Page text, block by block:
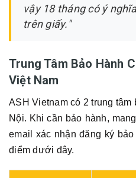
vậy 18 tháng có ý
trên giấy."
Trung Tâm Bảo Hành
Việt Nam
ASH Vietnam có 2 trung
Nội. Khi cần bảo hành,
email xác nhận đăng ký
điểm dưới đây.